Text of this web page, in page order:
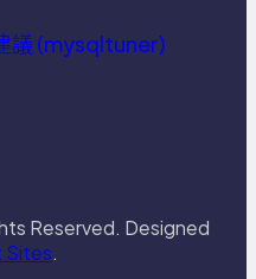
議 (mysqltuner)
Reserved. Designed
Sites.